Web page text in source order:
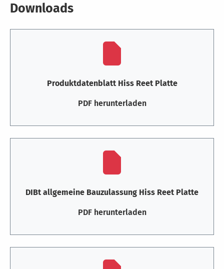
Downloads
Produktdatenblatt Hiss Reet Platte
PDF herunterladen
DIBt allgemeine Bauzulassung Hiss Reet Platte
PDF herunterladen